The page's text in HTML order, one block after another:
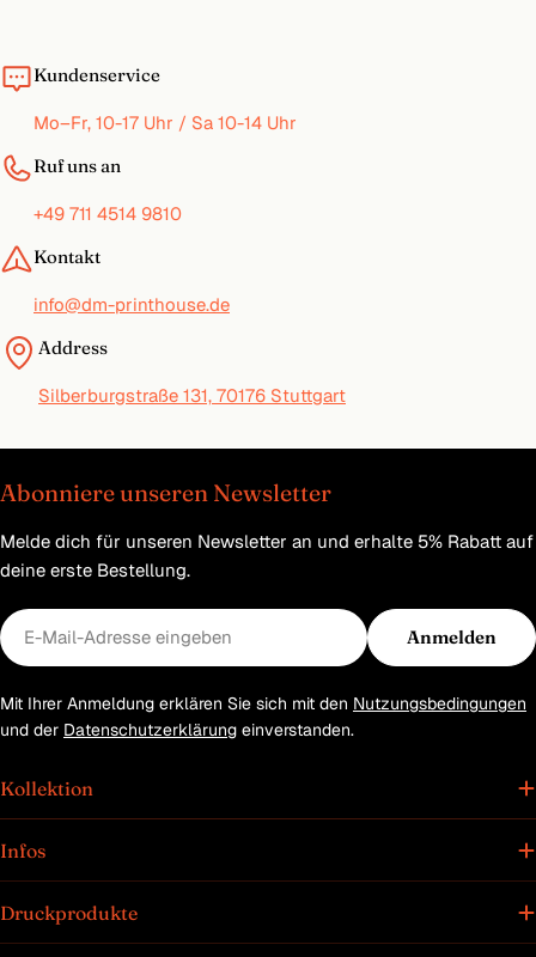
Kundenservice
Mo–Fr, 10-17 Uhr / Sa 10-14 Uhr
Ruf uns an
+49 711 4514 9810
Kontakt
info@dm-printhouse.de
Address
Silberburgstraße 131, 70176 Stuttgart
Abonniere unseren Newsletter
Melde dich für unseren Newsletter an und erhalte 5% Rabatt auf
deine erste Bestellung.
E-
Mail
Anmelden
Mit Ihrer Anmeldung erklären Sie sich mit den Nutzungsbedingungen
und der Datenschutzerklärung einverstanden.
Kollektion
Infos
Druckprodukte